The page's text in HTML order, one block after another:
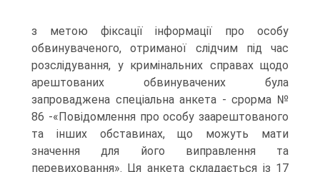
з метою фіксації інформації про особу
обвинуваченого, отриманої слідчим під час
розслідування, у кримінальних справах щодо
арештованих обвинувачених була
запроваджена спеціальна анкета - срорма №
86 -«Повідомлення про особу заарештованого
та інших обставинах, що можуть мати
значення для його виправлення та
перевиховання». Ця анкета складається із 17